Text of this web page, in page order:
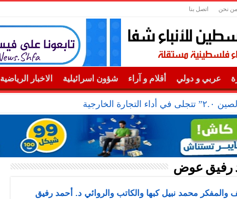
من نحن اتصل بنا
عربي و دولي أقلام و آراء شؤون اسرائيلية الاخبار الرياضية
الخارجية
رفيق عوض
والمفكر محمد نبيل كبها والكاتب والروائي د. أحمد رفيق